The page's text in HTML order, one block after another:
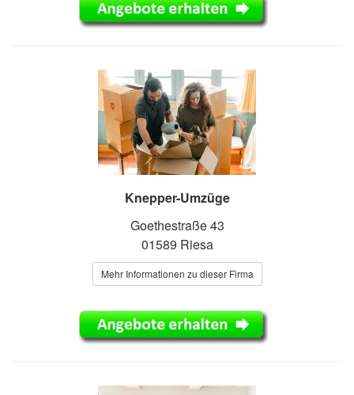
Knepper-Umzüge
Goethestraße 43
01589 Riesa
Mehr Informationen zu dieser Firma